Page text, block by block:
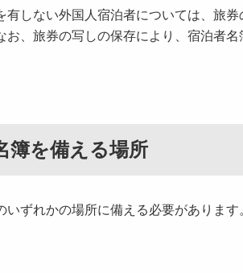
しない外国人宿泊者については、旅券
お、旅券の写しの保存により、宿泊者
簿を備える場所
ずれかの場所に備える必要があります